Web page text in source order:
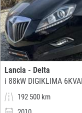
Lancia - Delta
i 88kW DIGIKLIMA
192 500 km